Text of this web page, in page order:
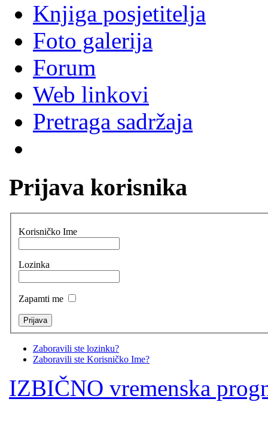
Knjiga posjetitelja
Foto galerija
Forum
Web linkovi
Pretraga sadržaja
Prijava korisnika
Korisničko Ime
Lozinka
Zapamti me
Zaboravili ste lozinku?
Zaboravili ste Korisničko Ime?
IZBIČNO vremenska